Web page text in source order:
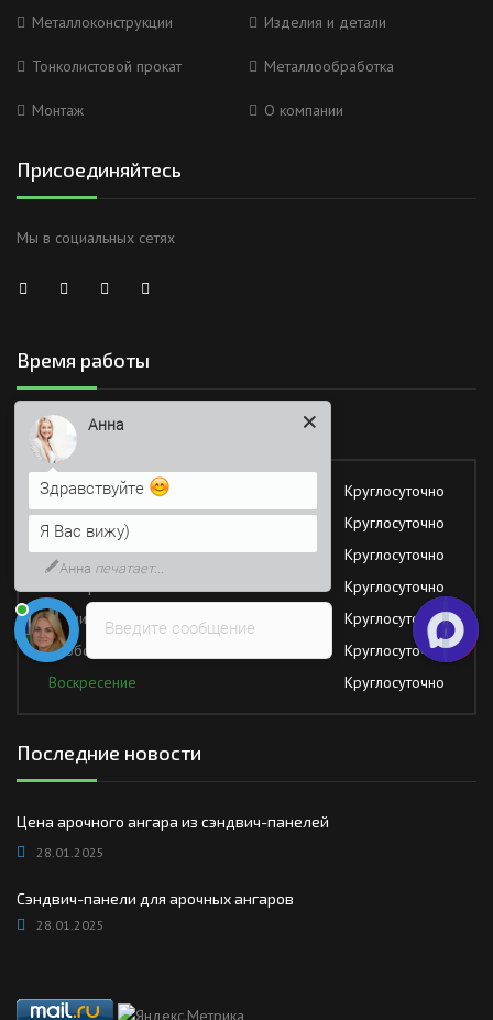
Металлоконструкции Изделия и детали
Тонколистовой прокат Металлообработка
Монтаж О компании
Присоединяйтесь
Мы в социальных сетях
Время работы
Работаем без обеда и выходных
Понедельник
Круглосуточно
Вторник
Круглосуточно
Среда
Круглосуточно
Круглосуточно
Пятница
Круглосуточно
Суббота
Круглосуточно
Воскресение
Круглосуточно
Последние новости
Цена арочного ангара из сэндвич-панелей
28.01.2025
Сэндвич-панели для арочных ангаров
28.01.2025
Введите сообщение
Анна
Здравствуйте
Я Вас вижу)
Напишите сюда свой вопрос.
Возможно, его решение будет
быстрее